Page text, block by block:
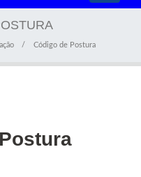
Código de Postura